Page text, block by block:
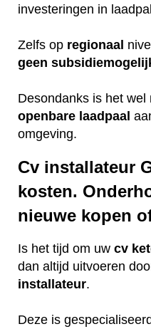
investeringen in
Zelfs op regionaal
geen
Desondanks is het wel
openbare laadpaal
omgeving.
Cv installateur
kosten.
nieuwe kopen
Is het tijd om uw cv
dan altijd uitvoeren
installateur.
Deze is